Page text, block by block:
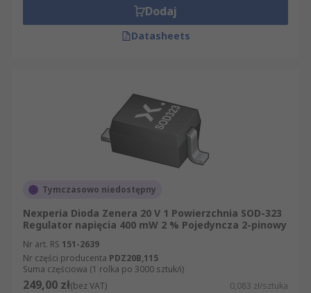
Dodaj
Datasheets
Tymczasowo niedostępny
Nexperia Dioda Zenera 20 V 1 Powierzchnia SOD-323
Regulator napięcia 400 mW 2 % Pojedyncza 2-pinowy
Nr art. RS 151-2639
Nr części producenta PDZ20B,115
Suma częściowa (1 rolka po 3000 sztuk/i)
249,00 zł(bez VAT) 0,083 zł/sztuka